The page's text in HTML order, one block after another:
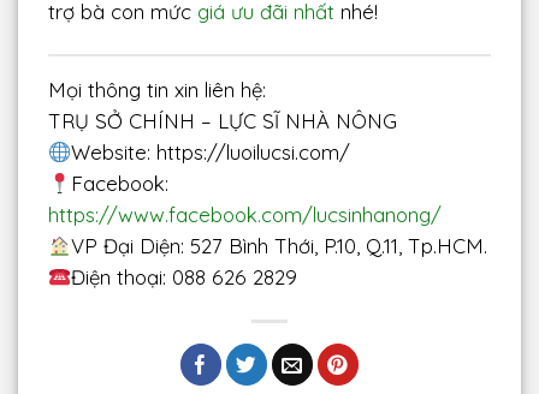
trợ bà con mức giá ưu đãi nhất nhé!
Mọi thông tin xin liên hệ:
TRỤ SỞ CHÍNH – LỰC SĨ NHÀ NÔNG
Website: https://luoilucsi.com/
Facebook:
https://www.facebook.com/lucsinhanong/
VP Đại Diện: 527 Bình Thới, P.10, Q.11, Tp.HCM.
Điện thoại: 088 626 2829